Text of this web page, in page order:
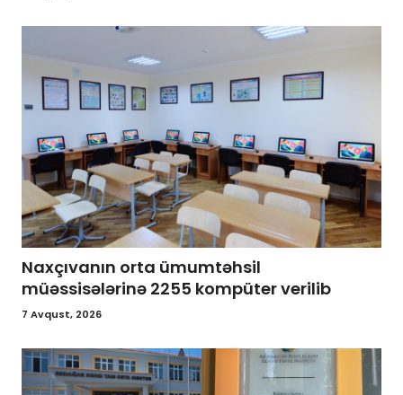
Naxçıvanın orta ümumtəhsil
müəssisələrinə 2255 kompüter verilib
7 Avqust, 2026